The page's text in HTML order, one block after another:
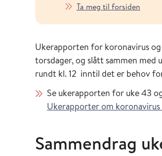
Ta meg til forsiden
Ukerapporten for koronavirus
torsdager, og slått sammen
rundt kl. 12 inntil det er behov
Se ukerapporten for uke 43
Ukerapporter om
Sammendrag